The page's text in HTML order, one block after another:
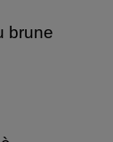
brune